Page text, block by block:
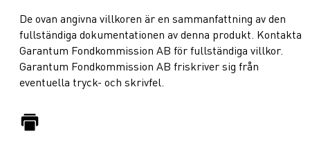
De ovan angivna villkoren är en sammanfattning av den
fullständiga dokumentationen av denna produkt. Kontakta
Garantum Fondkommission AB för fullständiga villkor.
Garantum Fondkommission AB friskriver sig från
eventuella tryck- och skrivfel.